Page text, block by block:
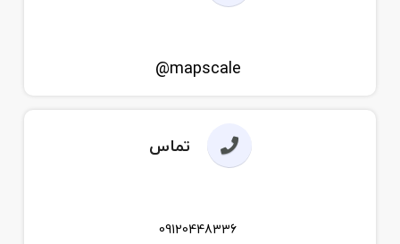
mapscale@
تماس
09120448336